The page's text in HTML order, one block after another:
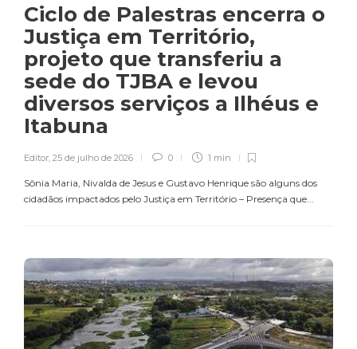
Ciclo de Palestras encerra o
Justiça em Território,
projeto que transferiu a
sede do TJBA e levou
diversos serviços a Ilhéus e
Itabuna
Editor 25 de julho de 2026 0 1 min
Sônia Maria, Nivalda de Jesus e Gustavo Henrique são alguns dos
cidadãos impactados pelo Justiça em Território – Presença que...